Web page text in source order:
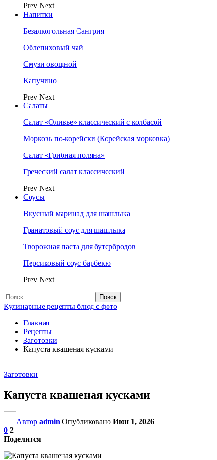
Prev Next
Напитки
Безалкогольная Сангрия
Облепиховый чай
Смузи овощной
Капучино
Prev Next
Салаты
Салат «Оливье» классический с колбасой
Морковь по-корейски (Корейская морковка)
Салат «Грибная поляна»
Греческий салат классический
Prev Next
Соусы
Вкусный маринад для шашлыка
Гранатовый соус для шашлыка
Творожная паста для бутербродов
Персиковый соус барбекю
Prev Next
Кулинарные рецепты блюд с фото
Главная
Рецепты
Заготовки
Капуста квашеная кусками
Заготовки
Капуста квашеная кусками
Автор admin Опубликовано Июн 1, 2026
0 2
Поделится